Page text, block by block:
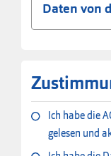
Ich habe die
gelesen und